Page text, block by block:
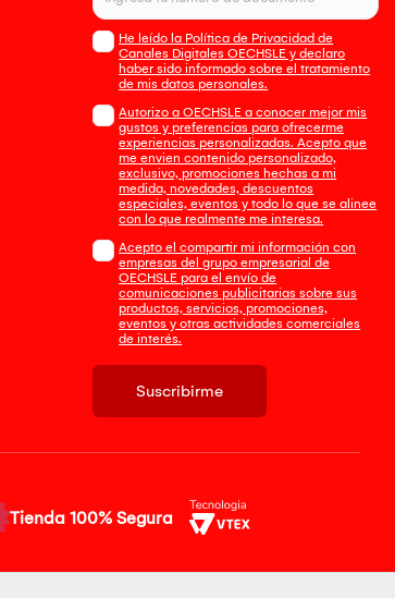
He leído la Política de Privacidad de
Canales Digitales OECHSLE y declaro
haber sido informado sobre el tratamiento
de mis datos personales.
Autorizo a OECHSLE a conocer mejor mis
gustos y preferencias para ofrecerme
experiencias personalizadas. Acepto que
me envien contenido personalizado,
exclusivo, promociones hechas a mi
medida, novedades, descuentos
especiales, eventos y todo lo que se alinee
con lo que realmente me interesa.
Acepto el compartir mi información con
empresas del grupo empresarial de
OECHSLE para el envío de
comunicaciones publicitarias sobre sus
productos, servicios, promociones,
eventos y otras actividades comerciales
de interés.
Suscribirme
Tienda 100% Segura